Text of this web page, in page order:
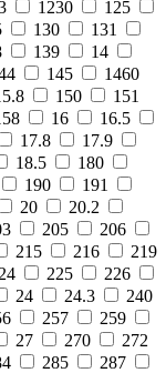
1230
125
130
131
139
14
145
1460
150
151
16
16.5
17.8
17.9
18.5
180
190
191
20
20.2
205
206
215 216
219
225
226
24 24.3
240
257
259
27 270
272
285
287